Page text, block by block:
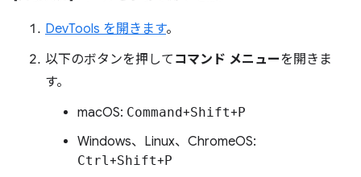
DevTools を開きます。
以下のボタンを押して コマンド メニューを開きま
す。
macOS: Command+Shift+P
Windows、Linux、ChromeOS:
Ctrl+Shift+P